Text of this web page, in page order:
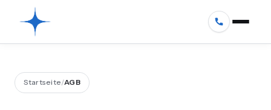
Startseite/AGB